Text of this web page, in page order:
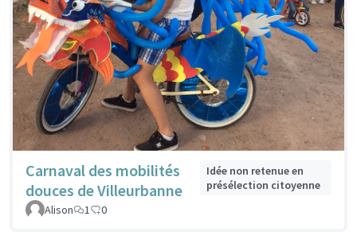
Carnaval des mobilités
douces de Villeurbanne
Idée non retenue en
présélection citoyenne
Alison
1 0